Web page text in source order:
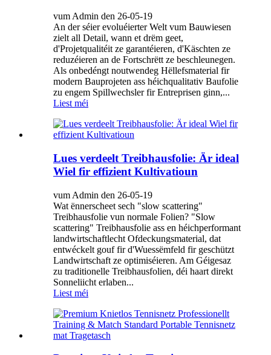
vum Admin den 26-05-19
An der séier evoluéierter Welt vum Bauwiesen
zielt all Detail, wann et drëm geet,
d'Projetqualitéit ze garantéieren, d'Käschten ze
reduzéieren an de Fortschrëtt ze beschleunegen.
Als onbedéngt noutwendeg Hëllefsmaterial fir
modern Bauprojeten ass héichqualitativ Baufolie
zu engem Spillwechsler fir Entreprisen ginn,...
Liest méi
Lues verdeelt Treibhausfolie: Är ideal
Wiel fir effizient Kultivatioun
vum Admin den 26-05-19
Wat ënnerscheet sech "slow scattering"
Treibhausfolie vun normale Folien? "Slow
scattering" Treibhausfolie ass en héichperformant
landwirtschaftlecht Ofdeckungsmaterial, dat
entwéckelt gouf fir d'Wuessëmfeld fir geschützt
Landwirtschaft ze optimiséieren. Am Géigesaz
zu traditionelle Treibhausfolien, déi haart direkt
Sonneliicht erlaben...
Liest méi